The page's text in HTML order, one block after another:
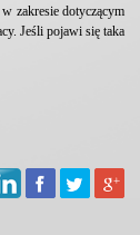
zakresie dotyczącym
Jeśli pojawi się taka